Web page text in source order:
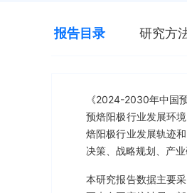
报告目录 研究方
《2024-2030年中国
预焙阳极行业发展环
焙阳极行业发展轨迹
决策、战略规划、产业
本研究报告数据主要